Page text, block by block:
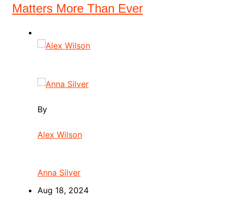
Matters More Than Ever
By
Alex Wilson
Anna Silver
Aug 18, 2024